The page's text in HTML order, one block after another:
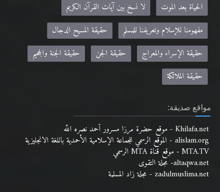
الحياة بعد الموت
لا نسخ بين آيات القرآن الكريم
مفهومنا للإسلام وتعريفنا للمسلم
حقيقة المسيح الدجال
حقيقة الإسراء والمعراج
حقيقة الجن
حقيقة الجنة والجحيم
حقيقة الملائكة
مواقع صديقة:
Khilafa.net - موقع حضرة مرزا مسرور أحمد نصره الله
alislam.org - الموقع الرسمي للجماعة الإسلامية الأحمدية باللغة الانجليزية
MTA.TV - موقع قناة MTA الرسمي
altaqwa.net- مجلة التقوى
zadulmuslima.net - مجلة زاد المسلمة